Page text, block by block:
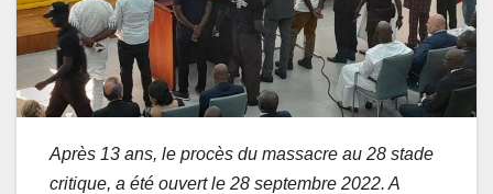
Après 13 ans, le procès du massacre au 28 stade
critique, a été ouvert le 28 septembre 2022. A